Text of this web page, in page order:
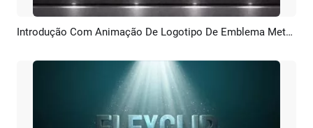
Pré-visualizar Criar IA Introdução Com Animação De Logotipo De Emblema Metálico 3D Com IA